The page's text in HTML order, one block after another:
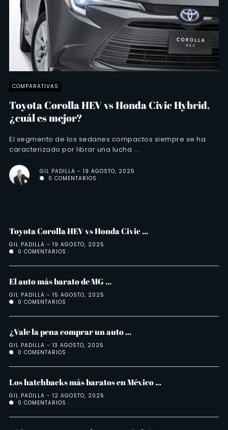
COMPARATIVAS
Toyota Corolla HEV vs Honda Civic Hybrid,
¿cuál es mejor?
El segmento de los sedanes compactos siempre se ha
caracterizado por librar una lucha ...
GIL PADILLA
19 AGOSTO, 2025
0 COMENTARIOS
Toyota Corolla HEV vs Honda Civic ...
GIL PADILLA
19 AGOSTO, 2025
0 COMENTARIOS
El auto más barato de MG ...
GIL PADILLA
15 AGOSTO, 2025
0 COMENTARIOS
¿Vale la pena comprar un auto ...
GIL PADILLA
13 AGOSTO, 2025
0 COMENTARIOS
Los hatchbacks más baratos en México ...
GIL PADILLA
12 AGOSTO, 2025
0 COMENTARIOS